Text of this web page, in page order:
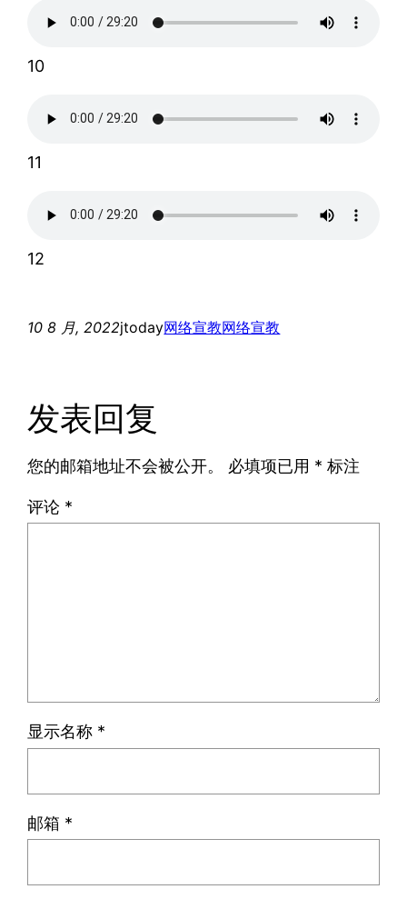
10
11
12
10 8 月, 2022jtoday网络宣教网络宣教
发表回复
您的邮箱地址不会被公开。 必填项已用 * 标注
评论 *
显示名称 *
邮箱 *